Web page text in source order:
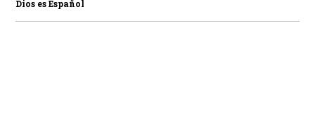
Dios es Español